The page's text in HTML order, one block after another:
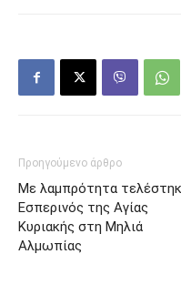
Προηγούμενο άρθρο
Με λαμπρότητα
Εσπερινός της Αγίας
Κυριακής στη Μηλιά
Αλμωπίας